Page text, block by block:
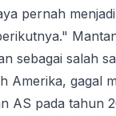
pernah
sebagai salah
Amerika, gagal
AS pada tahun